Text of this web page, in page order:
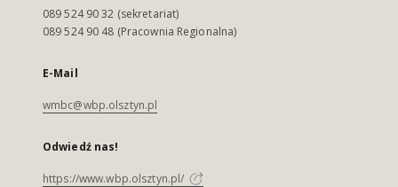
089 524 90 32 (sekretariat)
089 524 90 48 (Pracownia Regionalna)
E-Mail
wmbc@wbp.olsztyn.pl
Odwiedź nas!
https://www.wbp.olsztyn.pl/